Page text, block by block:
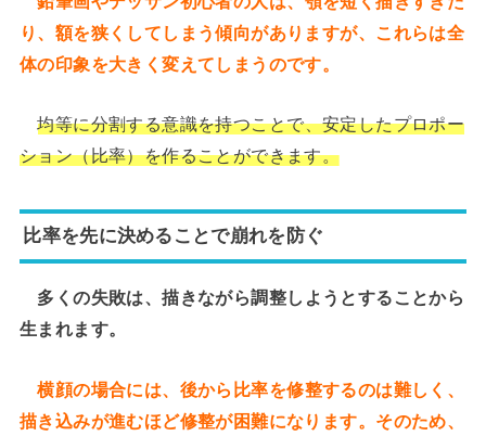
り、額を狭くしてしまう傾向がありますが、これらは全
体の印象を大きく変えてしまうのです。
均等に分割する意識を持つことで、安定したプロポー
ション（比率）を作ることができます。
比率を先に決めることで崩れを防ぐ
多くの失敗は、描きながら調整しようとすることから
生まれます。
横顔の場合には、後から比率を修整するのは難しく、
描き込みが進むほど修整が困難になります。そのため、